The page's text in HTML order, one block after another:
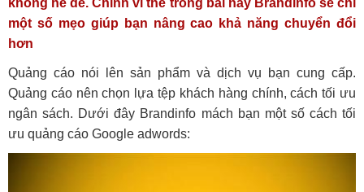
một số mẹo giúp bạn nâng cao khả năng chuyển đổi
hơn
Quảng cáo nói lên sản phẩm và dịch vụ bạn cung cấp.
Quảng cáo nên chọn lựa tệp khách hàng chính, cách tối ưu
ngân sách. Dưới đây Brandinfo mách bạn một số cách tối
ưu quảng cáo Google adwords: